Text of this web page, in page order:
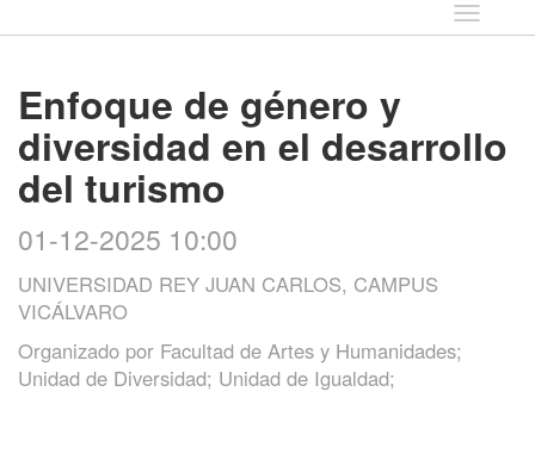
Idioma
Enfoque de género y
diversidad en el desarrollo
del turismo
01-12-2025 10:00
UNIVERSIDAD REY JUAN CARLOS, CAMPUS
VICÁLVARO
Organizado por Facultad de Artes y Humanidades;
Unidad de Diversidad; Unidad de Igualdad;